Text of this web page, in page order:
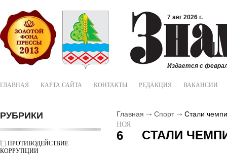
7 авг 2026 г.
Издается с
ГЛАВНАЯ КАРТА САЙТА КОНТАКТЫ РЕДАКЦИЯ ВАКАНСИИ
РУБРИКИ
ПРОТИВОДЕЙСТВИЕ
КОРРУПЦИИ
Главная Спорт
Cтали
НОЯ
6 CТАЛИ